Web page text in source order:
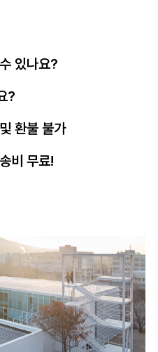
있나요?
?
환불 불가
비 무료!